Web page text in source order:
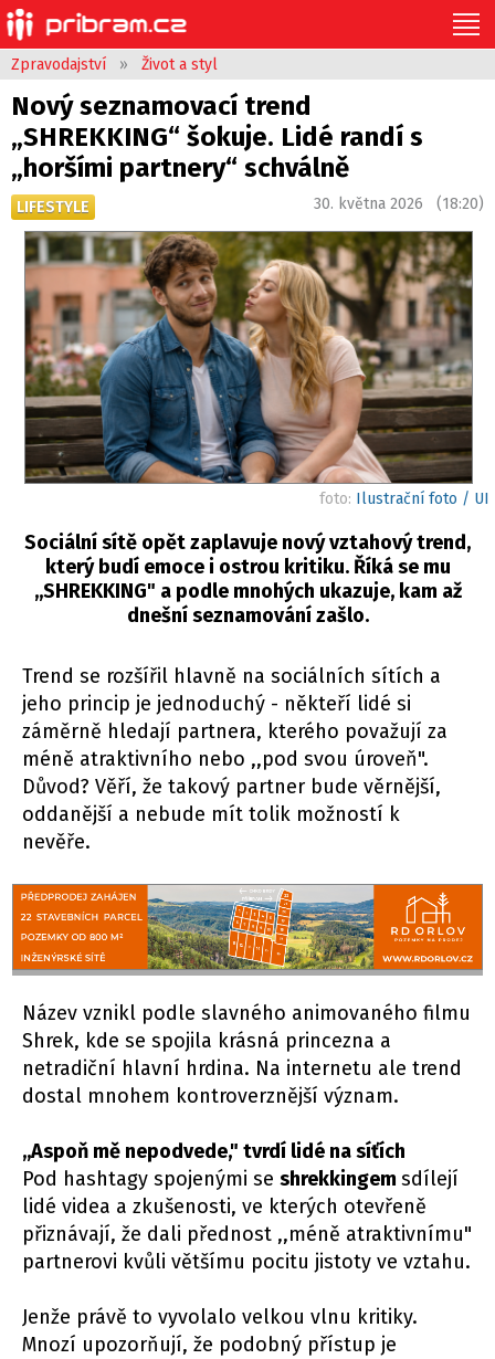
Zpravodajství » Život a styl
Nový seznamovací trend
„SHREKKING“ šokuje. Lidé randí s
„horšími partnery“ schválně
LIFESTYLE 30. května 2026 (18:20)
foto: Ilustrační foto / UI
Sociální sítě opět zaplavuje nový vztahový trend,
který budí emoce i ostrou kritiku. Říká se mu
,,SHREKKING" a podle mnohých ukazuje, kam až
dnešní seznamování zašlo.
Trend se rozšířil hlavně na sociálních sítích a
jeho princip je jednoduchý - někteří lidé si
záměrně hledají partnera, kterého považují za
méně atraktivního nebo ,,pod svou úroveň".
Důvod? Věří, že takový partner bude věrnější,
oddanější a nebude mít tolik možností k
nevěře.
Název vznikl podle slavného animovaného filmu
Shrek, kde se spojila krásná princezna a
netradiční hlavní hrdina. Na internetu ale trend
dostal mnohem kontroverznější význam.
,,Aspoň mě nepodvede," tvrdí lidé na síťích
Pod hashtagy spojenými se shrekkingem sdílejí
lidé videa a zkušenosti, ve kterých otevřeně
přiznávají, že dali přednost ,,méně atraktivnímu"
partnerovi kvůli většímu pocitu jistoty ve vztahu.
Jenže právě to vyvolalo velkou vlnu kritiky.
Mnozí upozorňují, že podobný přístup je